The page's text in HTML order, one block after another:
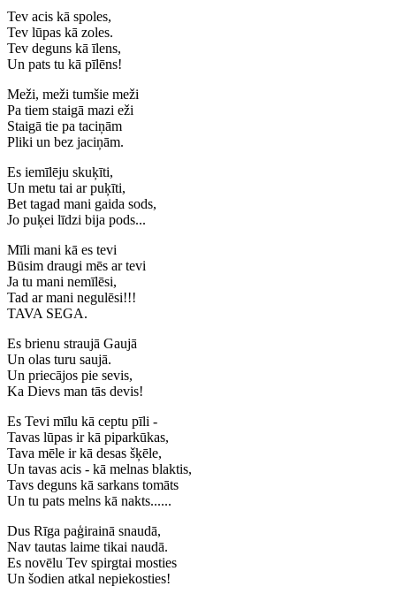
Tev acis kā spoles,
Tev lūpas kā zoles.
Tev deguns kā īlens,
Un pats tu kā pīlēns!
Meži, meži tumšie meži
Pa tiem staigā mazi eži
Staigā tie pa taciņām
Pliki un bez jaciņām.
Es iemīlēju skuķīti,
Un metu tai ar puķīti,
Bet tagad mani gaida sods,
Jo puķei līdzi bija pods...
Mīli mani kā es tevi
Būsim draugi mēs ar tevi
Ja tu mani nemīlēsi,
Tad ar mani negulēsi!!!
TAVA SEGA.
Es brienu straujā Gaujā
Un olas turu saujā.
Un priecājos pie sevis,
Ka Dievs man tās devis!
Es Tevi mīlu kā ceptu pīli -
Tavas lūpas ir kā piparkūkas,
Tava mēle ir kā desas šķēle,
Un tavas acis - kā melnas blaktis,
Tavs deguns kā sarkans tomāts
Un tu pats melns kā nakts......
Dus Rīga paģirainā snaudā,
Nav tautas laime tikai naudā.
Es novēlu Tev spirgtai mosties
Un šodien atkal nepiekosties!